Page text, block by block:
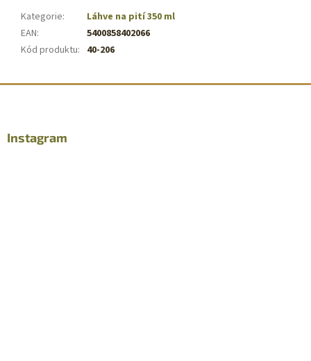
Kategorie:
Láhve na pití 350 ml
EAN:
5400858402066
Kód produktu: 40-206
Instagram